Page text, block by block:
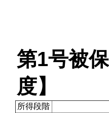
第1号被
度】
所得段階